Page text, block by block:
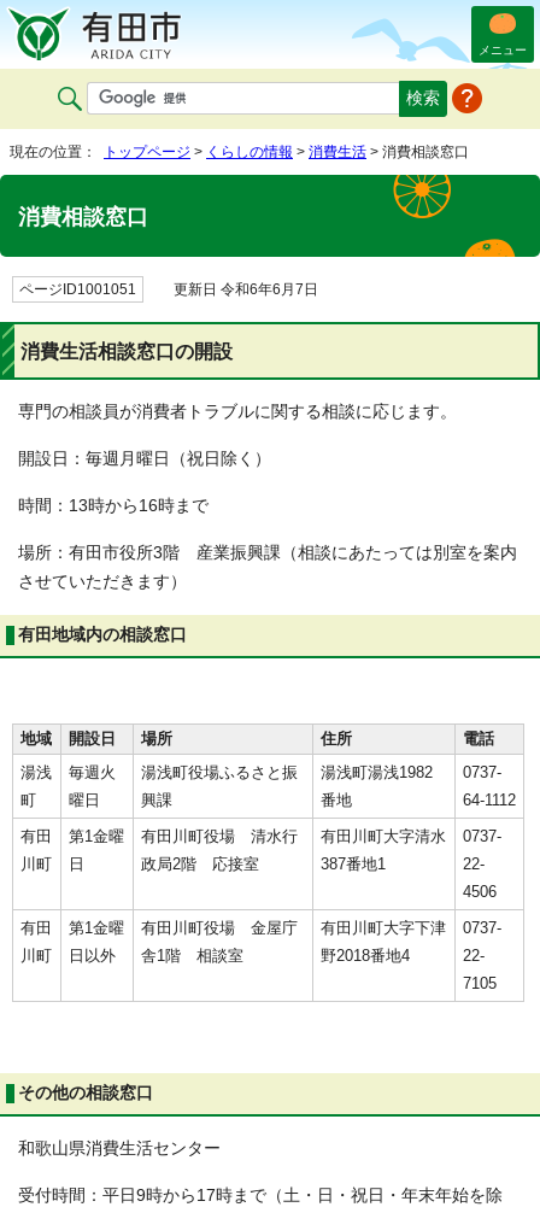
メニュー
現在の位置： トップページ > くらしの情報 > 消費生活 > 消費相談窓口
消費相談窓口
ページID1001051 更新日 令和6年6月7日
消費生活相談窓口の開設
専門の相談員が消費者トラブルに関する相談に応じます。
開設日：毎週月曜日（祝日除く）
時間：13時から16時まで
場所：有田市役所3階 産業振興課（相談にあたっては別室を案内
させていただきます）
有田地域内の相談窓口
地域 開設日 場所 住所
電話
湯浅
町
毎週火
曜日
湯浅町役場ふるさと振
興課
湯浅町湯浅1982
番地
0737-
64-1112
有田
川町
第1金曜
日
有田川町役場 清水行
政局2階 応接室
有田川町大字清水
387番地1
0737-
22-
4506
有田
川町
第1金曜
日以外
有田川町役場 金屋庁
舎1階 相談室
有田川町大字下津
野2018番地4
0737-
22-
7105
その他の相談窓口
和歌山県消費生活センター
受付時間：平日9時から17時まで（土・日・祝日・年末年始を除